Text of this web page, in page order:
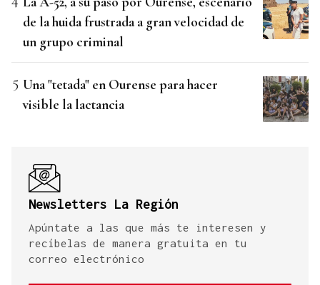
de la huida frustrada a gran velocidad de
un grupo criminal
Una "tetada" en Ourense para hacer
visible la lactancia
Newsletters La Región
Apúntate a las que más te interesen y
recíbelas de manera gratuita en tu
correo electrónico